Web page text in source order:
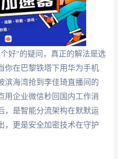
好"的疑问，真正的解法是选
你在巴黎铁塔下用华为手机
滨海湾抢到李佳琦直播间的
用企业微信秒回国内工作消
是智能分流架构在默默运
，更是安全加密技术在守护